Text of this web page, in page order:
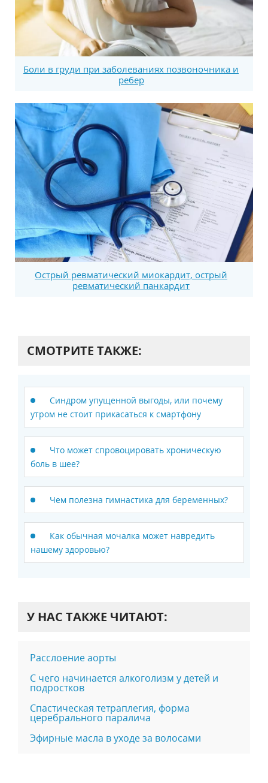
Боли в груди при заболеваниях позвоночника и
ребер
Острый ревматический миокардит, острый
ревматический панкардит
СМОТРИТЕ ТАКЖЕ:
Синдром упущенной выгоды, или почему
утром не стоит прикасаться к смартфону
Что может спровоцировать хроническую
боль в шее?
Чем полезна гимнастика для беременных?
Как обычная мочалка может навредить
нашему здоровью?
У НАС ТАКЖЕ ЧИТАЮТ:
Расслоение аорты
С чего начинается алкоголизм у детей и
подростков
Спастическая тетраплегия, форма
церебрального паралича
Эфирные масла в уходе за волосами